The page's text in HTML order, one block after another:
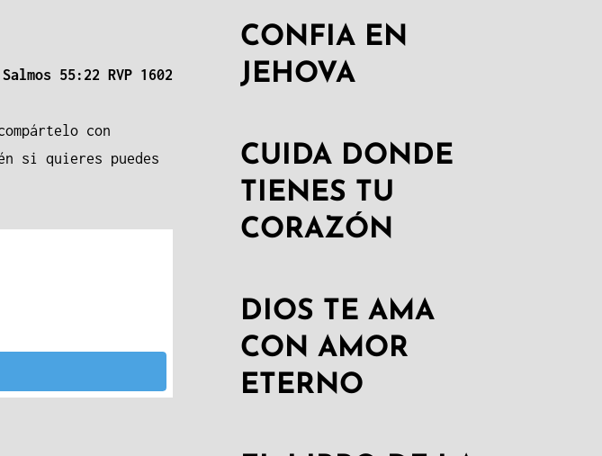
Salmos 55:22 RVP 1602
con
si quieres puedes
CONFIA EN
JEHOVA
CUIDA DONDE
TIENES TU
CORAZÓN
DIOS TE AMA
CON AMOR
ETERNO